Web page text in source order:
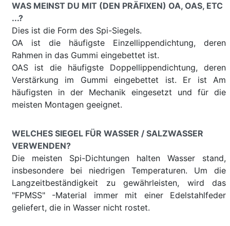
WAS MEINST DU MIT (DEN PRÄFIXEN) OA, OAS, ETC
...?
Dies ist die Form des Spi-Siegels.
OA ist die häufigste Einzellippendichtung, deren
Rahmen in das Gummi eingebettet ist.
OAS ist die häufigste Doppellippendichtung, deren
Verstärkung im Gummi eingebettet ist. Er ist Am
häufigsten in der Mechanik eingesetzt und für die
meisten Montagen geeignet.
WELCHES SIEGEL FÜR WASSER / SALZWASSER
VERWENDEN?
Die meisten Spi-Dichtungen halten Wasser stand,
insbesondere bei niedrigen Temperaturen. Um die
Langzeitbeständigkeit zu gewährleisten, wird das
"FPMSS" -Material immer mit einer Edelstahlfeder
geliefert, die in Wasser nicht rostet.